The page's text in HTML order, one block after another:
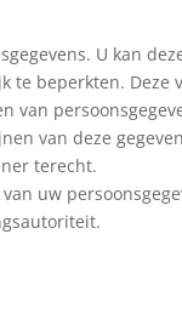
U kan
te beperkten.
van
van deze
terecht.
uw